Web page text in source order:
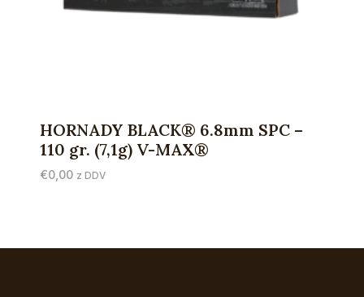
HORNADY BLACK® 6.8mm SPC –
110 gr. (7,1g) V-MAX®
€0,00 z DDV